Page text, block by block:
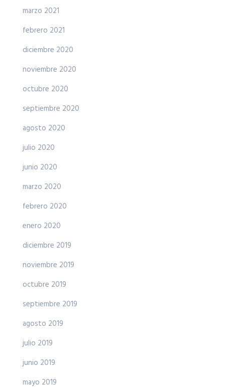
marzo 2021
febrero 2021
diciembre 2020
noviembre 2020
octubre 2020
septiembre 2020
agosto 2020
julio 2020
junio 2020
marzo 2020
febrero 2020
enero 2020
diciembre 2019
noviembre 2019
octubre 2019
septiembre 2019
agosto 2019
julio 2019
junio 2019
mayo 2019